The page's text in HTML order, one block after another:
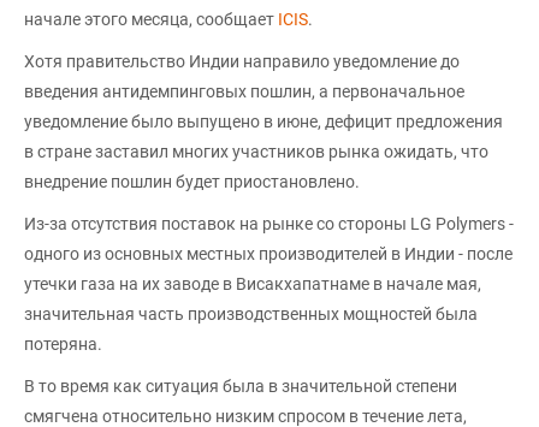
начале этого месяца, сообщает ICIS.
Хотя правительство Индии направило уведомление до
введения антидемпинговых пошлин, а первоначальное
уведомление было выпущено в июне, дефицит предложения
в стране заставил многих участников рынка ожидать, что
внедрение пошлин будет приостановлено.
Из-за отсутствия поставок на рынке со стороны LG Polymers -
одного из основных местных производителей в Индии - после
утечки газа на их заводе в Висакхапатнаме в начале мая,
значительная часть производственных мощностей была
потеряна.
В то время как ситуация была в значительной степени
смягчена относительно низким спросом в течение лета,